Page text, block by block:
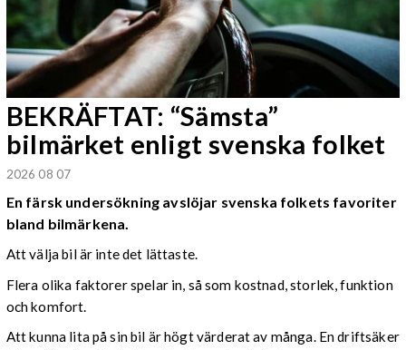
BEKRÄFTAT: “Sämsta”
bilmärket enligt svenska folket
2026 08 07
En färsk undersökning avslöjar svenska folkets favoriter
bland bilmärkena.
Att välja bil är inte det lättaste.
Flera olika faktorer spelar in, så som kostnad, storlek, funktion
och komfort.
Att kunna lita på sin bil är högt värderat av många. En driftsäker